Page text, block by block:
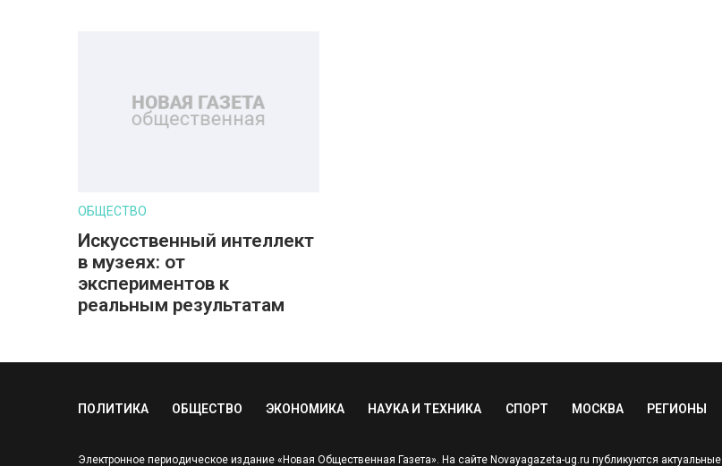
ОБЩЕСТВО
Искусственный интеллект
в музеях: от
экспериментов к
реальным результатам
ПОЛИТИКА ОБЩЕСТВО ЭКОНОМИКА НАУКА И ТЕХНИКА СПОРТ МОСКВА РЕГИОНЫ
Электронное периодическое издание «Новая Общественная Газета». На сайте Novayagazeta-ug.ru публикуются актуальные